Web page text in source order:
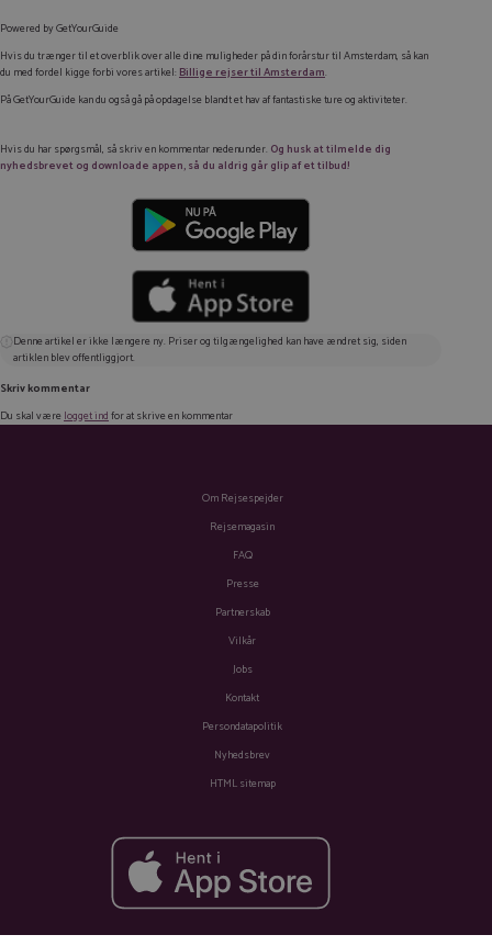
Se tilbud
Powered byGetYourGuide
Hvis du trænger til et overblik over alle dine muligheder på din forårstur til Amsterdam, så kan
du med fordel kigge forbi vores artikel: Billige rejser til Amsterdam.
På GetYourGuide kan du også gå på opdagelse blandt et hav af fantastiske ture og aktiviteter.
Hvis du har spørgsmål, så skriv en kommentar nedenunder. Og husk at tilmelde dig
nyhedsbrevet og downloade appen, så du aldrig går glip af et tilbud!
Denne artikel er ikke længere ny. Priser og tilgængelighed kan have ændret sig, siden
artiklen blev offentliggjort.
Skriv kommentar
Du skal værelogget indfor at skrive en kommentar
Om Rejsespejder
Rejsemagasin
FAQ
Presse
Partnerskab
Vilkår
Jobs
Kontakt
Persondatapolitik
Nyhedsbrev
HTML sitemap